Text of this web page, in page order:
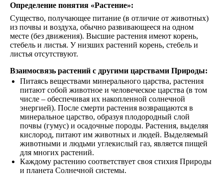
Определение понятия «Растение»:
Существо, получающее питание (в отличие от животных)
из почвы и воздуха, обычно развивающееся на одном
месте (без движения). Высшие растения имеют корень,
стебель и листья. У низших растений корень, стебель и
листья отсутствуют.
Взаимосвязь растений с другими царствами Природы:
Питаясь веществами минерального царства, растения
питают собой животное и человеческое царства (в том
числе – обеспечивая их накопленной солнечной
энергией). После смерти растения возвращаются в
минеральное царство, образуя плодородный слой
почвы (гумус) и осадочные породы. Растения, выделяя
кислород, питают им животных и людей. Выделяемый
животными и людьми углекислый газ, является пищей
для многих растений.
Каждому растению соответствует своя стихия Природы
и планета Солнечной системы.